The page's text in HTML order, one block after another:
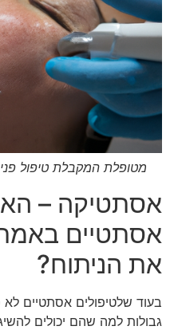
מטופלת המקבלת טיפול
אסתטיקה –
אסתטיים באמת
את הניתוח?
בעוד שלטיפולים אסתטיים לא
גבולות למה שהם יכולים